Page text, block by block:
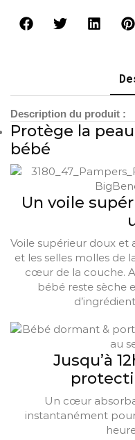
Description du produit :
Protège la
bébé
Un voile
Voile supérieur doux et
et les selles molles de
cœur de la couche.
bébé reste sèche
Jusqu’à
Un cœur
instantanément